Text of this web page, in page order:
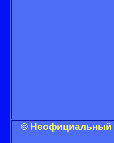
© Неофициальный